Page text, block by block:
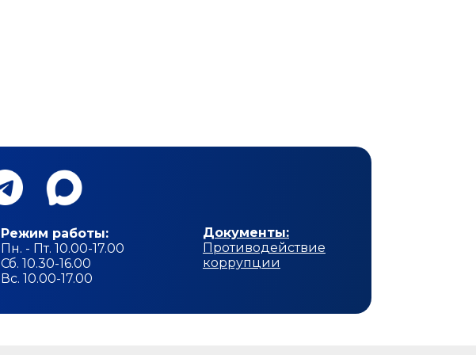
Режим работы:
Пн. - Пт. 10.00-17.00
Сб. 10.30-16.00
Вс. 10.00-17.00
Документы:
Противодействие
коррупции